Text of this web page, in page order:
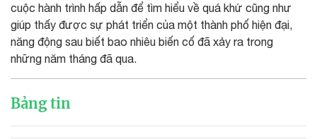
cuộc hành trình hấp dẫn để tìm hiểu về quá khứ cũng như
giúp thấy được sự phát triển của một thành phố hiện đại,
năng động sau biết bao nhiêu biến cố đã xảy ra trong
những năm tháng đã qua.
Bảng tin